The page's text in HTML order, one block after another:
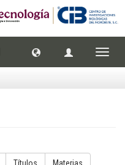
Títulos Materias